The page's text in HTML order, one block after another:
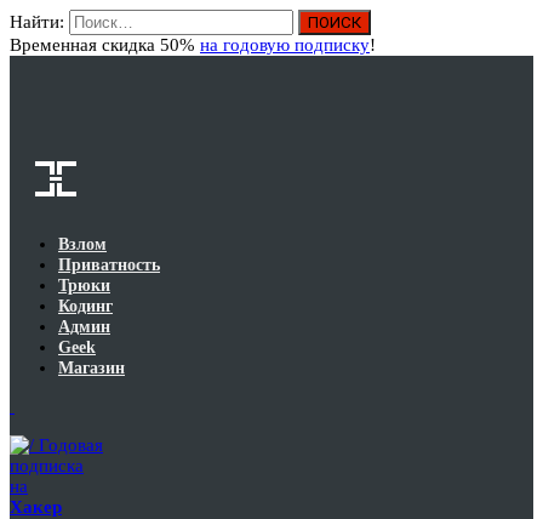
Найти:
Временная скидка 50% на годовую подписку!
Взлом
Приватность
Трюки
Кодинг
Админ
Geek
Магазин
Годовая
подписка
на
Хакер